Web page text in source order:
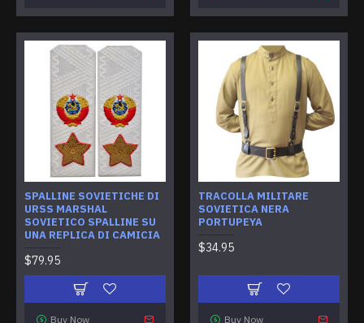
SPALLINE SOVIETICHE DI
URSS MARSHAL
SOVIETICO SPALLINE SU
UNA REPLICA DI CAMICIA
$79.95
Buy Now
TRACOLLA MILITARE
SOVIETICA NERA
PORTUPEYA
$34.95
Buy Now